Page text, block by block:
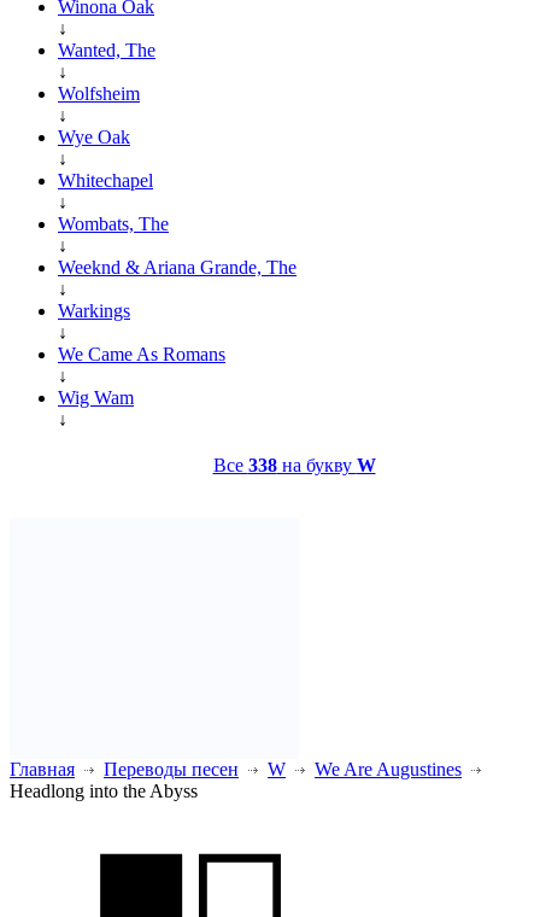
Winona Oak
↓
Wanted, The
↓
Wolfsheim
↓
Wye Oak
↓
Whitechapel
↓
Wombats, The
↓
Weeknd & Ariana Grande, The
↓
Warkings
↓
We Came As Romans
↓
Wig Wam
↓
Все 338на букву W
Главная Переводы песен W
We Are Augustines
Headlong into the Abyss